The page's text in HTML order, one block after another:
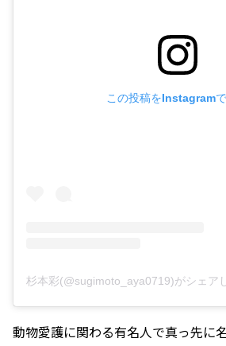
この投稿をInstagram
杉本彩(@sugimoto_aya0719)がシェア
動物愛護に関わる有名人で真っ先に